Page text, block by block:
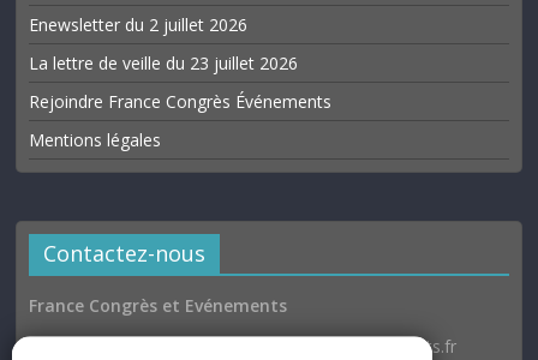
Enewsletter du 2 juillet 2026
La lettre de veille du 23 juillet 2026
Rejoindre France Congrès Événements
Mentions légales
Contactez-nous
France Congrès et Evénements
Email : communication@france-congres-evenements.fr